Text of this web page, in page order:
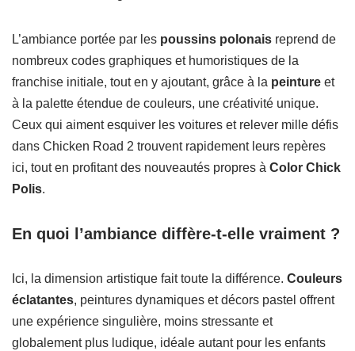
L’ambiance portée par les poussins polonais reprend de
nombreux codes graphiques et humoristiques de la
franchise initiale, tout en y ajoutant, grâce à la peinture et
à la palette étendue de couleurs, une créativité unique.
Ceux qui aiment esquiver les voitures et relever mille défis
dans Chicken Road 2 trouvent rapidement leurs repères
ici, tout en profitant des nouveautés propres à Color Chick
Polis.
En quoi l’ambiance diffère-t-elle vraiment ?
Ici, la dimension artistique fait toute la différence. Couleurs
éclatantes, peintures dynamiques et décors pastel offrent
une expérience singulière, moins stressante et
globalement plus ludique, idéale autant pour les enfants